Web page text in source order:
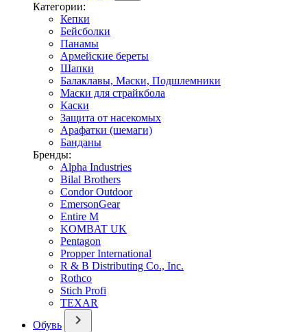
Категории:
Кепки
Бейсболки
Панамы
Армейские береты
Шапки
Балаклавы, Маски, Подшлемники
Маски для страйкбола
Каски
Защита от насекомых
Арафатки (шемаги)
Банданы
Бренды:
Alpha Industries
Bilal Brothers
Condor Outdoor
EmersonGear
Entire M
KOMBAT UK
Pentagon
Propper International
R & B Distributing Co., Inc.
Rothco
Stich Profi
TEXAR
Обувь